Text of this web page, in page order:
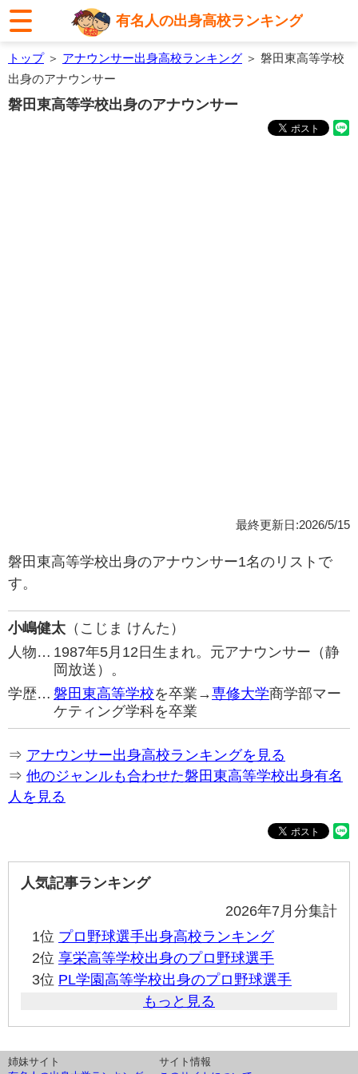
有名人の出身高校ランキング
トップ＞ アナウンサー出身高校ランキング ＞ 磐田東高等学校
出身のアナウンサー
磐田東高等学校出身のアナウンサー
最終更新日:2026/5/15
磐田東高等学校出身のアナウンサー1名のリストで
す。
小嶋健太 （こじま けんた）
人物… 1987年5月12日生まれ。元アナウンサー（静
岡放送）。
学歴… 磐田東高等学校を卒業→専修大学商学部マー
ケティング学科を卒業
⇒ アナウンサー出身高校ランキングを見る
⇒ 他のジャンルも合わせた磐田東高等学校出身有名
人を見る
人気記事ランキング
2026年7月分集計
1位 プロ野球選手出身高校ランキング
2位 享栄高等学校出身のプロ野球選手
3位 PL学園高等学校出身のプロ野球選手
もっと見る
姉妹サイト
サイト情報